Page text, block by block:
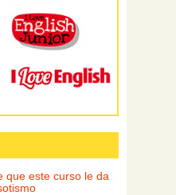
que este curso le da